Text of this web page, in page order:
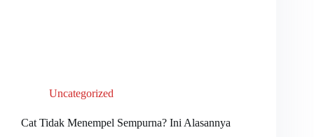
Uncategorized
Cat Tidak Menempel Sempurna? Ini Alasannya